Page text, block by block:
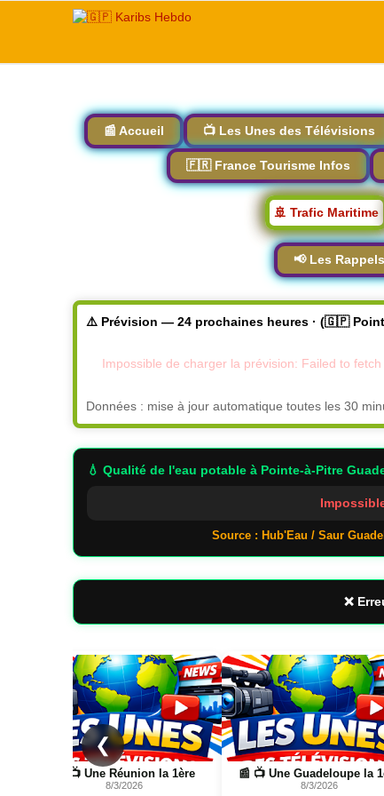
📰 Accueil 📺 Les Unes des Télévisions
🇫🇷 France Tourisme Infos
🚢 Trafic Maritime
📢 Les
⚠️ Prévision — 24 prochaines heures · (🇬🇵
Impossible de charger la prévision: Failed to fetch
Données : mise à jour automatique toutes les 30
💧 Qualité de l'eau potable à Pointe-à-Pitre
Source : Hub'Eau / Saur
❌
❮
📰 📺 Une Guadeloupe la 1ère
8/3/2026
Page
📰 📺 Une AIR TV
8/3/2026